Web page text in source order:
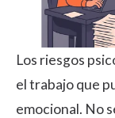
Los riesgos
el trabajo que
emocional. No